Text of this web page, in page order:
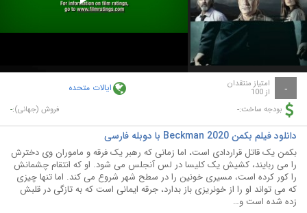
Play
Video
- امتیاز منتقدان
از 100 ایالات متحده
بودجه ساخت:- فروش (جهانی):-
دانلود فیلم بکمن Beckman 2020 با دوبله فارسی
بکمن یک قاتل قراردادی است، اما زمانی که رهبر یک فرقه و ماموران وی دخترش
را می‌ ربایند، کشیش یک کلیسا در لس‌ آنجلس می ‌شود. او که انتقام چشمانش
را کور کرده است، مسیری خونین را در سطح شهر شروع می‌ کند. اما تنها چیزی
که می‌ تواند او را از خونریزی باز بدارد، جرقه ایمانی است که به تازگی در قلبش
زده شده است و…